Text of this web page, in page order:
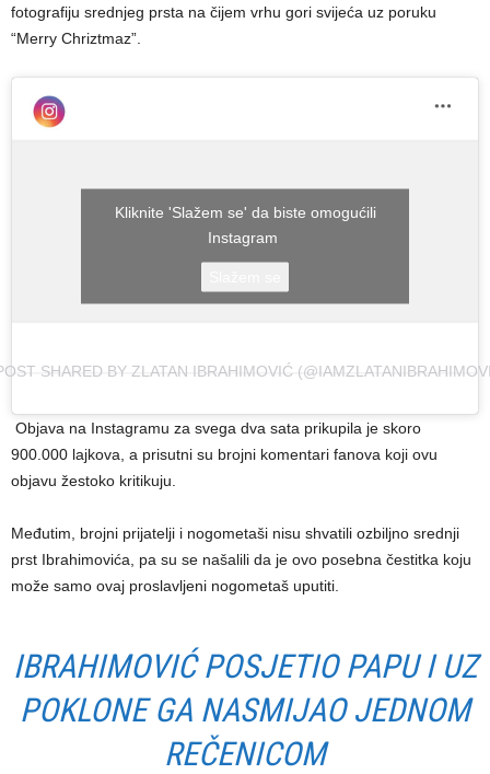
fotografiju srednjeg prsta na čijem vrhu gori svijeća uz poruku
“Merry Chriztmaz”.
SHARED BY ZLATAN IBRAHIMOVIĆ
Kliknite 'Slažem se' da biste omogućili
Instagram
Objava na Instagramu za svega dva sata prikupila je skoro
900.000 lajkova, a prisutni su brojni komentari fanova koji ovu
objavu žestoko kritikuju.
Međutim, brojni prijatelji i nogometaši nisu shvatili ozbiljno srednji
prst Ibrahimovića, pa su se našalili da je ovo posebna čestitka koju
može samo ovaj proslavljeni nogometaš uputiti.
IBRAHIMOVIĆ POSJETIO PAPU I UZ
POKLONE GA NASMIJAO JEDNOM
REČENICOM